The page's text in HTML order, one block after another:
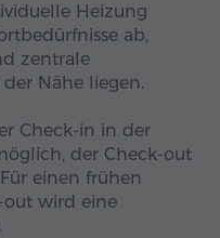
Heizung
ab,
zentrale
Nähe liegen.
Check-in in der
der Check-out
einen frühen
out wird eine